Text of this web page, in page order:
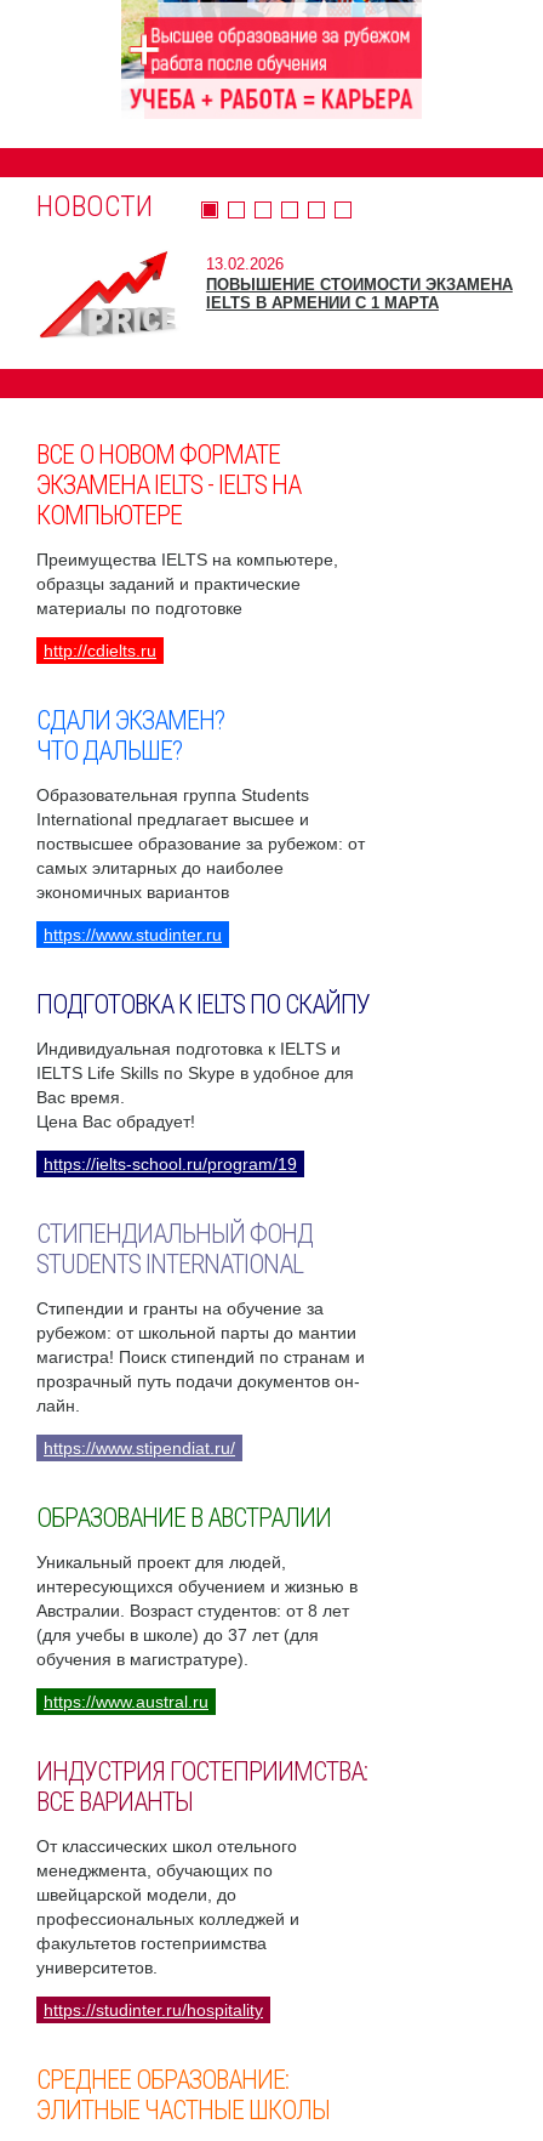
НОВОСТИ
13.02.2026
ПОВЫШЕНИЕ СТОИМОСТИ ЭКЗАМЕНА
IELTS В АРМЕНИИ С 1 МАРТА
ВСЕ О НОВОМ ФОРМАТЕ
ЭКЗАМЕНА IELTS - IELTS НА
КОМПЬЮТЕРЕ
Преимущества IELTS на компьютере,
образцы заданий и практические
материалы по подготовке
http://cdielts.ru
СДАЛИ ЭКЗАМЕН?
ЧТО ДАЛЬШЕ?
Образовательная группа Students
International предлагает высшее и
поствысшее образование за рубежом: от
самых элитарных до наиболее
экономичных вариантов
https://www.studinter.ru
ПОДГОТОВКА К IELTS ПО СКАЙПУ
Индивидуальная подготовка к IELTS и
IELTS Life Skills по Skype в удобное для
Вас время.
Цена Вас обрадует!
https://ielts-school.ru/program/19
СТИПЕНДИАЛЬНЫЙ ФОНД
STUDENTS INTERNATIONAL
Стипендии и гранты на обучение за
рубежом: от школьной парты до мантии
магистра! Поиск стипендий по странам и
прозрачный путь подачи документов он-
лайн.
https://www.stipendiat.ru/
ОБРАЗОВАНИЕ В АВСТРАЛИИ
Уникальный проект для людей,
интересующихся обучением и жизнью в
Австралии. Возраст студентов: от 8 лет
(для учебы в школе) до 37 лет (для
обучения в магистратуре).
https://www.austral.ru
ИНДУСТРИЯ ГОСТЕПРИИМСТВА:
ВСЕ ВАРИАНТЫ
От классических школ отельного
менеджмента, обучающих по
швейцарской модели, до
профессиональных колледжей и
факультетов гостеприимства
университетов.
https://studinter.ru/hospitality
СРЕДНЕЕ ОБРАЗОВАНИЕ:
ЭЛИТНЫЕ ЧАСТНЫЕ ШКОЛЫ